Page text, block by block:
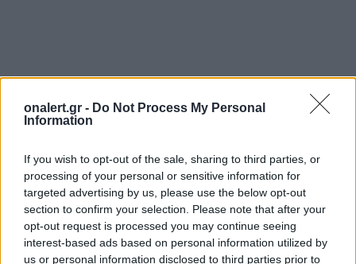
onalert.gr - Do Not Process My Personal
Information
If you wish to opt-out of the sale, sharing to third parties, or
processing of your personal or sensitive information for
targeted advertising by us, please use the below opt-out
section to confirm your selection. Please note that after your
opt-out request is processed you may continue seeing
interest-based ads based on personal information utilized by
us or personal information disclosed to third parties prior to